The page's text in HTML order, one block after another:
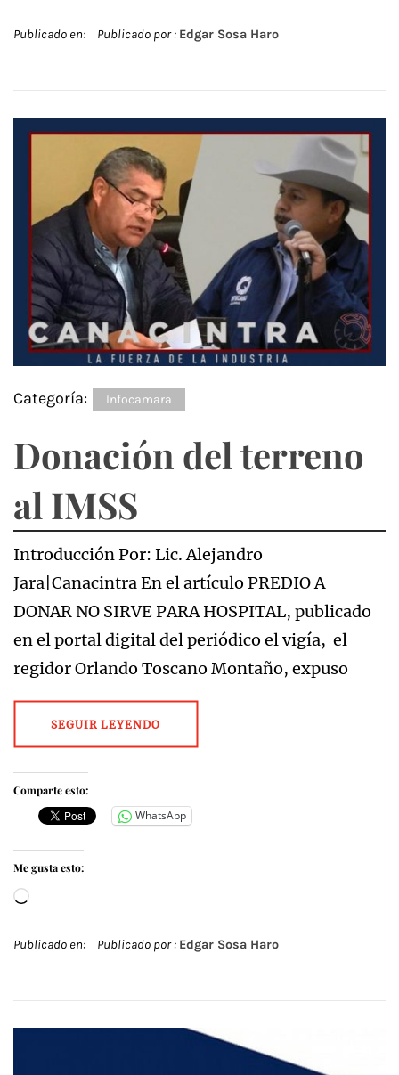
Publicado en: Publicado por : Edgar Sosa Haro
Categoría: Infocamara
Donación del terreno
al IMSS
Introducción Por: Lic. Alejandro
Jara|Canacintra En el artículo PREDIO A
DONAR NO SIRVE PARA HOSPITAL, publicado
en el portal digital del periódico el vigía, el
regidor Orlando Toscano Montaño, expuso
SEGUIR LEYENDO
Comparte esto:
WhatsApp
Me gusta esto:
Cargando...
Publicado en: Publicado por : Edgar Sosa Haro